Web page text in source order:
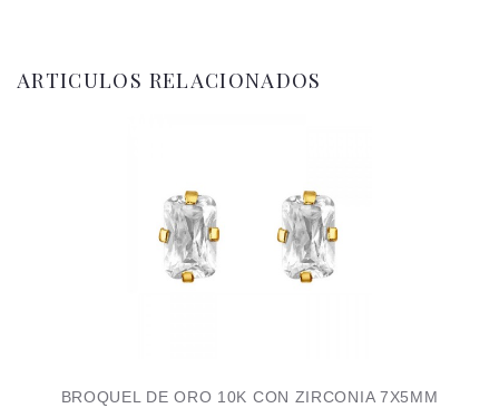
ARTICULOS RELACIONADOS
BROQUEL DE ORO 10K CON ZIRCONIA 7X5MM